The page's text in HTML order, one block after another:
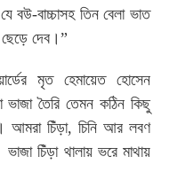
বউ-বাচ্চাসহ তিন বেলা ভাত
দেব।”
মৃত হেমায়েত হোসেন
তৈরি তেমন কঠিন কিছু
আমরা চিঁড়া, চিনি আর লবণ
চিঁড়া থালায় ভরে মাথায়